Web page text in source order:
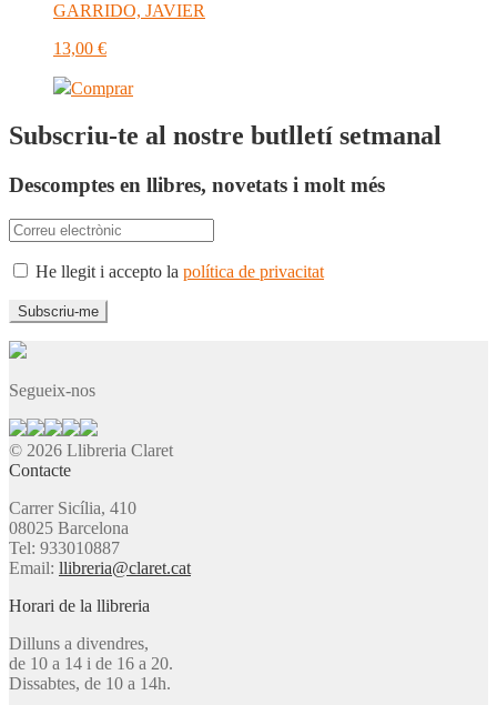
GARRIDO, JAVIER
13,00 €
Comprar
Subscriu-te al nostre butlletí setmanal
Descomptes en llibres, novetats i molt més
He llegit i accepto la política de privacitat
Segueix-nos
© 2026 Llibreria Claret
Contacte
Carrer Sicília, 410
08025 Barcelona
Tel: 933010887
Email: llibreria@claret.cat
Horari de la llibreria
Dilluns a divendres,
de 10 a 14 i de 16 a 20.
Dissabtes, de 10 a 14h.